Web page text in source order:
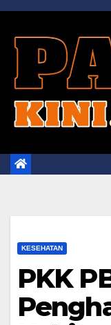
Skip
content
KESEHATAN
PKK